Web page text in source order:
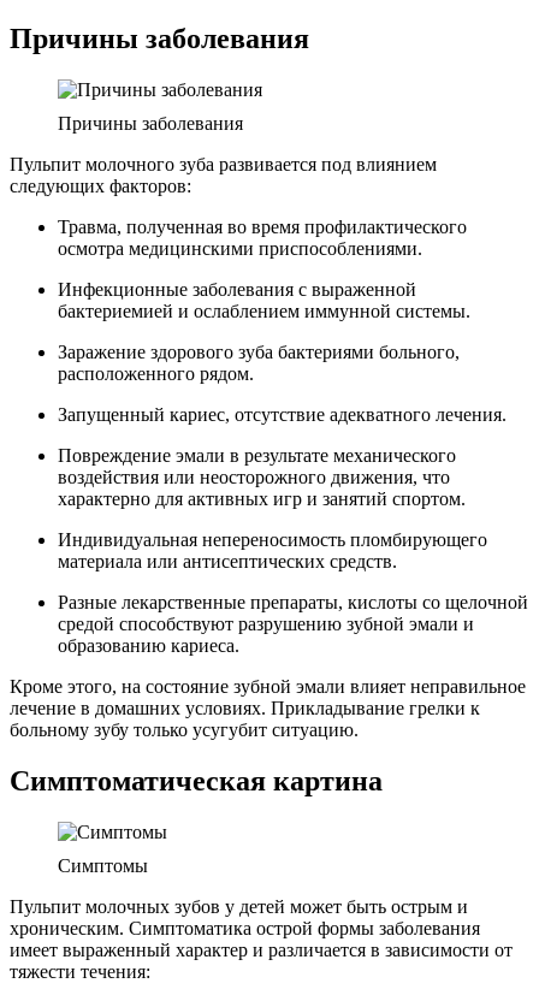
Причины заболевания
Причины заболевания
Пульпит молочного зуба развивается под влиянием
следующих факторов:
Травма, полученная во время профилактического
осмотра медицинскими приспособлениями.
Инфекционные заболевания с выраженной
бактериемией и ослаблением иммунной системы.
Заражение здорового зуба бактериями больного,
расположенного рядом.
Запущенный кариес, отсутствие адекватного лечения.
Повреждение эмали в результате механического
воздействия или неосторожного движения, что
характерно для активных игр и занятий спортом.
Индивидуальная непереносимость пломбирующего
материала или антисептических средств.
Разные лекарственные препараты, кислоты со щелочной
средой способствуют разрушению зубной эмали и
образованию кариеса.
Кроме этого, на состояние зубной эмали влияет неправильное
лечение в домашних условиях. Прикладывание грелки к
больному зубу только усугубит ситуацию.
Симптоматическая картина
Симптомы
Пульпит молочных зубов у детей может быть острым и
хроническим. Симптоматика острой формы заболевания
имеет выраженный характер и различается в зависимости от
тяжести течения: